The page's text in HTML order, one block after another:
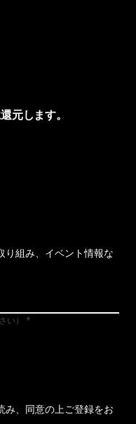
元します。
り組み、イベント情報な
）
み、同意の上ご登録をお